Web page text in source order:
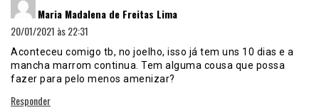
Maria Madalena de Freitas Lima
20/01/2021 às 22:31
Aconteceu comigo tb, no joelho, isso já tem uns 10 dias e a
mancha marrom continua. Tem alguma cousa que possa
fazer para pelo menos amenizar?
Responder